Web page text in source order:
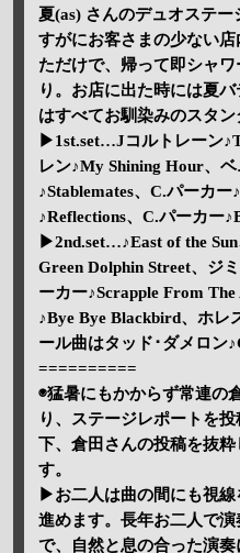
夏(as) さんのデュオステ
すがにお客さまの少ない
ただけで、帰って即シャ
り。お店に出た時には夏
はすべてお馴染みのスタン
▶1st.set…Jコルトレーン
レン♪My Shining Hour、
♪Stablemates、C.パーカ
♪Reflections、C.パーカー
▶2nd.set…♪East of the
Green Dolphin Street、ジ
ーカー♪Scrapple From
♪Bye Bye Blackbird、ホレ
ール曲はタッド･ダメロン
==========
◉猛暑にもかからず常連の
り、ステージレポートを
下、倉田さんの投稿を抜
す。
▶お二人は曲の間にも視
進めます。長年お二人で
で、自然と息の合った演